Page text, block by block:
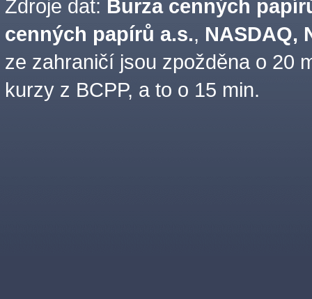
Zdroje dat: Burza cenných
cenných papírů a.s., NASDAQ,
ze zahraničí jsou zpožděna o 20
kurzy z BCPP, a to o 15 min.